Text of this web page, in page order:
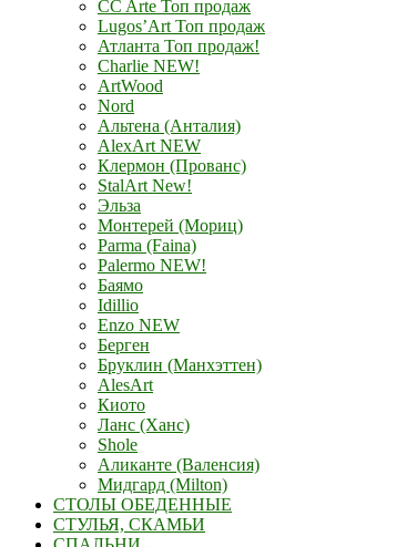
CC Arte Топ продаж
Lugos’Art Топ продаж
Атланта Топ продаж!
Charlie NEW!
ArtWood
Nord
Альтена (Анталия)
AlexArt NEW
Клермон (Прованс)
StalArt New!
Эльза
Монтерей (Мориц)
Parma (Faina)
Palermo NEW!
Баямо
Idillio
Enzo NEW
Берген
Бруклин (Манхэттен)
AlesArt
Киото
Ланс (Ханс)
Shole
Аликанте (Валенсия)
Мидгард (Milton)
СТОЛЫ ОБЕДЕННЫЕ
СТУЛЬЯ, СКАМЬИ